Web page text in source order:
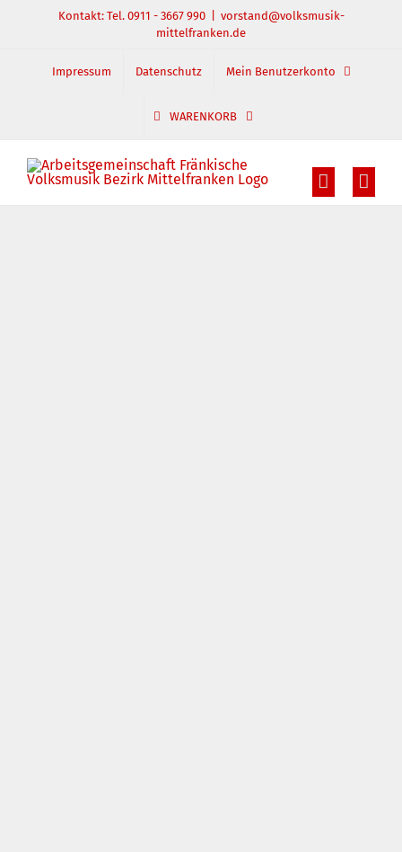
springen
Kontakt: Tel. 0911 - 3667 990
vorstand@volksmusik-
mittelfranken.de
Impressum Datenschutz Mein Benutzerkonto
WARENKORB